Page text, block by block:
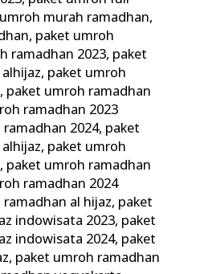
murah ramadhan,
, paket umroh
ramadhan 2023, paket
, paket umroh
, paket umroh ramadhan
ramadhan 2023
2024, paket
, paket umroh
, paket umroh ramadhan
ramadhan 2024
al hijaz, paket
indowisata 2023, paket
indowisata 2024, paket
, paket umroh ramadhan